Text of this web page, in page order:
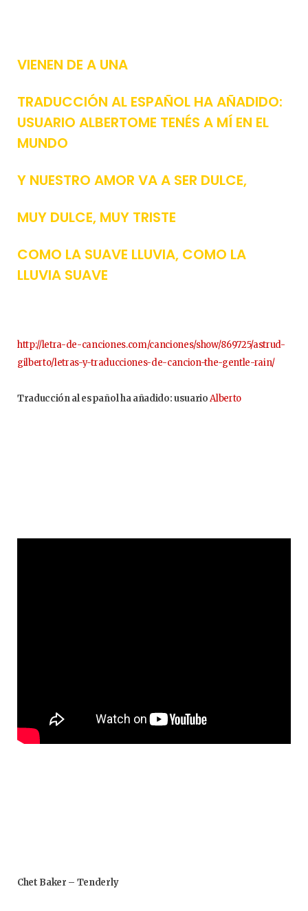
VIENEN DE A UNA
TRADUCCIÓN AL ESPAÑOL HA AÑADIDO:
USUARIO ALBERTOME TENÉS A MÍ EN EL
MUNDO
Y NUESTRO AMOR VA A SER DULCE,
MUY DULCE, MUY TRISTE
COMO LA SUAVE LLUVIA, COMO LA
LLUVIA SUAVE
http://letra-de-canciones.com/canciones/show/869725/astrud-
gilberto/letras-y-traducciones-de-cancion-the-gentle-rain/
Traducción al español ha añadido: usuarioAlberto
Chet Baker – Tenderly